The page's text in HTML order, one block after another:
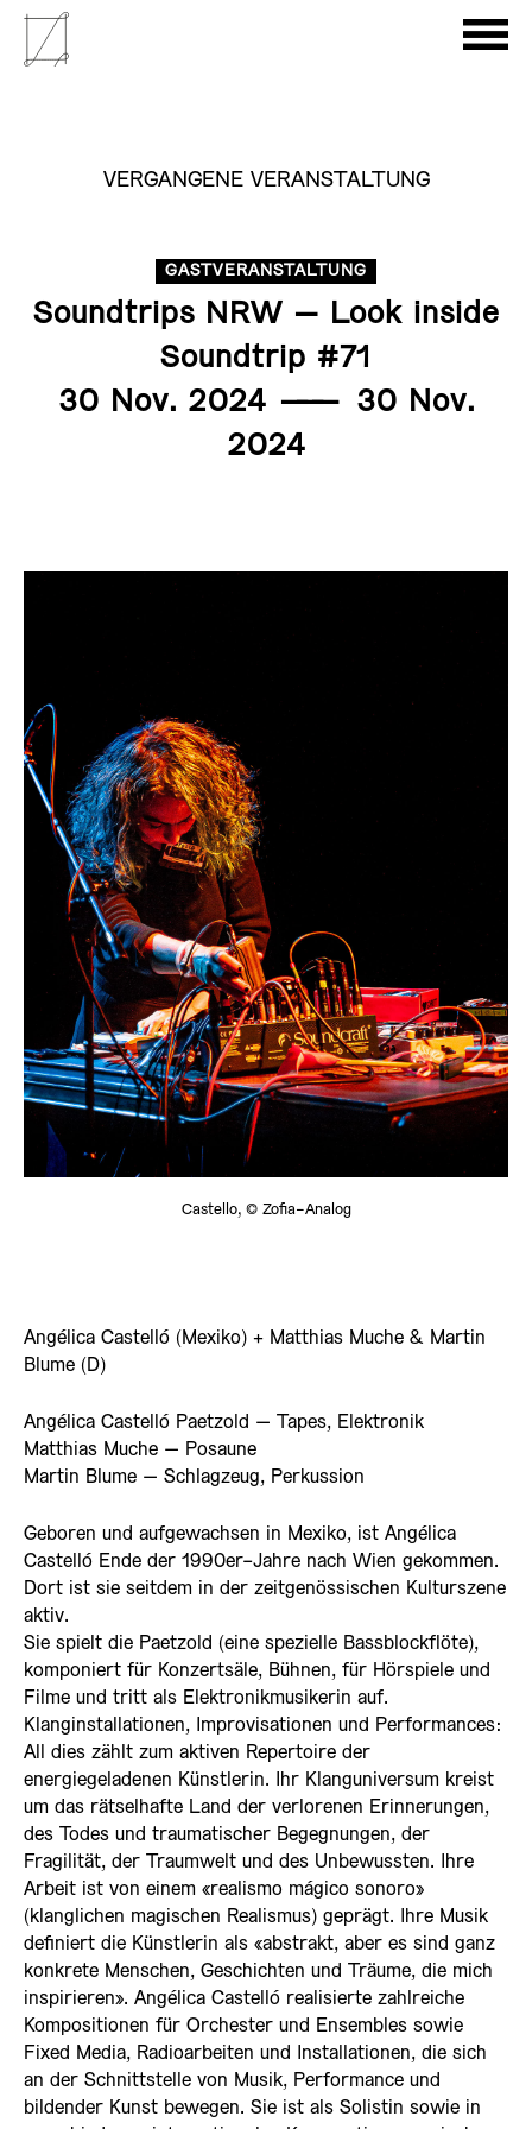
VERGANGENE VERANSTALTUNG
GASTVERANSTALTUNG
Soundtrips NRW – Look inside
Soundtrip #71
30 Nov. 2024 ———
30 Nov.
2024
Castello, © Zofia-Analog
Angélica Castelló (Mexiko) + Matthias Muche & Martin
Blume (D)
Angélica Castelló Paetzold – Tapes, Elektronik
Matthias Muche – Posaune
Martin Blume – Schlagzeug, Perkussion
Geboren und aufgewachsen in Mexiko, ist Angélica
Castelló Ende der 1990er-Jahre nach Wien gekommen.
Dort ist sie seitdem in der zeitgenössischen Kulturszene
aktiv.
Sie spielt die Paetzold (eine spezielle Bassblockflöte),
komponiert für Konzertsäle, Bühnen, für Hörspiele und
Filme und tritt als Elektronikmusikerin auf.
Klanginstallationen, Improvisationen und Performances:
All dies zählt zum aktiven Repertoire der
energiegeladenen Künstlerin. Ihr Klanguniversum kreist
um das rätselhafte Land der verlorenen Erinnerungen,
des Todes und traumatischer Begegnungen, der
Fragilität, der Traumwelt und des Unbewussten. Ihre
Arbeit ist von einem «realismo mágico sonoro»
(klanglichen magischen Realismus) geprägt. Ihre Musik
definiert die Künstlerin als «abstrakt, aber es sind ganz
konkrete Menschen, Geschichten und Träume, die mich
inspirieren». Angélica Castelló realisierte zahlreiche
Kompositionen für Orchester und Ensembles sowie
Fixed Media, Radioarbeiten und Installationen, die sich
an der Schnittstelle von Musik, Performance und
bildender Kunst bewegen. Sie ist als Solistin sowie in